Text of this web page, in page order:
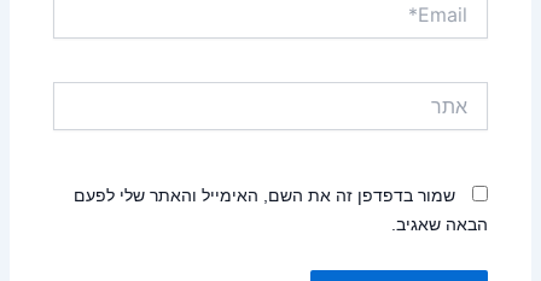
שמור בדפדפן זה את השם, האימייל והאתר שלי לפעם
הבאה שאגיב.